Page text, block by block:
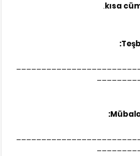
kısa